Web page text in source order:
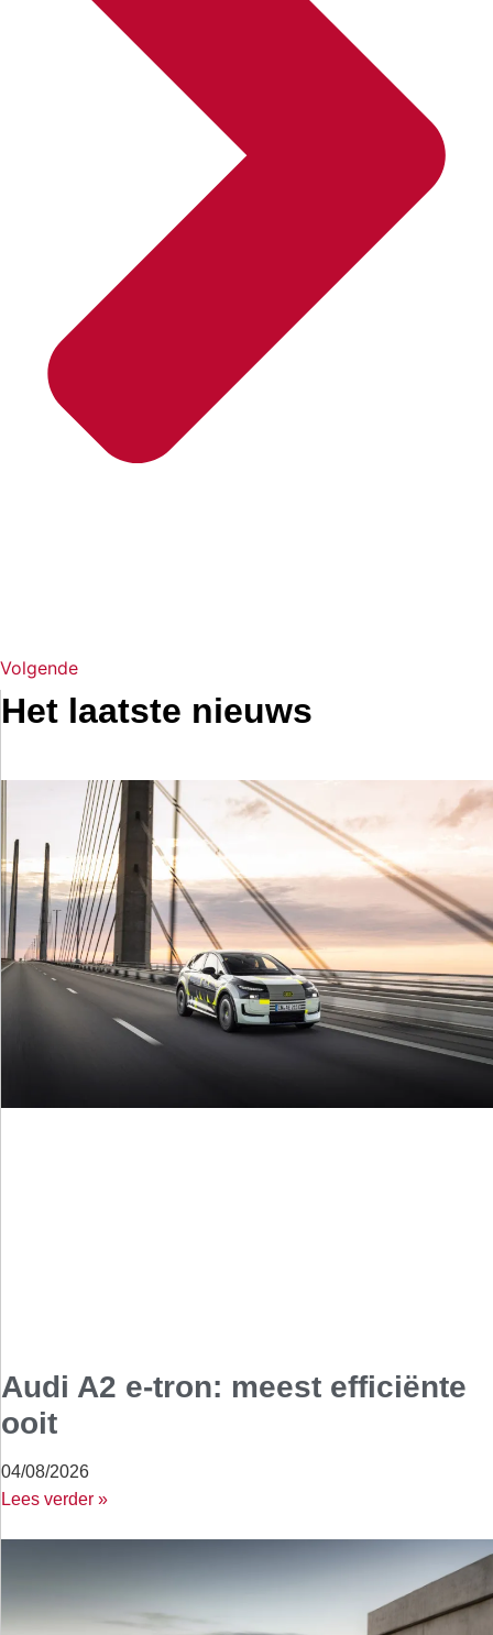
Volgende
Het laatste nieuws
Audi A2 e-tron: meest efficiënte
ooit
04/08/2026
Lees verder »